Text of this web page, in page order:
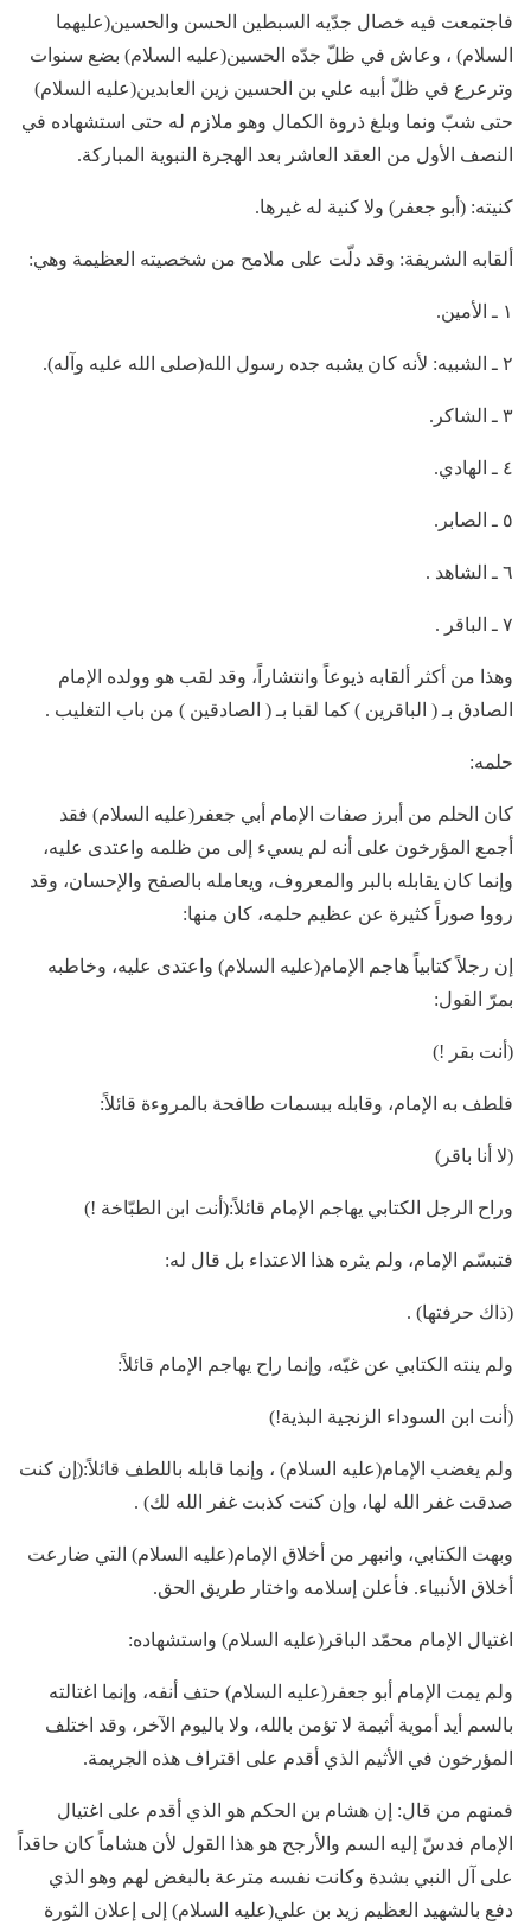
فاجتمعت فيه خصال جدّيه السبطين الحسن والحسين(عليهما
السلام) ، وعاش في ظلّ جدّه الحسين(عليه السلام) بضع سنوات
وترعرع في ظلّ أبيه علي بن الحسين زين العابدين(عليه السلام)
حتى شبّ ونما وبلغ ذروة الكمال وهو ملازم له حتى استشهاده في
النصف الأول من العقد العاشر بعد الهجرة النبوية المباركة.
كنيته: (أبو جعفر) ولا كنية له غيرها.
ألقابه الشريفة: وقد دلّت على ملامح من شخصيته العظيمة وهي:
١ ـ الأمين.
٢ ـ الشبيه: لأنه كان يشبه جده رسول الله(صلى الله عليه وآله).
٣ ـ الشاكر.
٤ ـ الهادي.
٥ ـ الصابر.
٦ ـ الشاهد .
٧ ـ الباقر .
وهذا من أكثر ألقابه ذيوعاً وانتشاراً، وقد لقب هو وولده الإمام
الصادق بـ ( الباقرين ) كما لقبا بـ ( الصادقين ) من باب التغليب .
حلمه:
كان الحلم من أبرز صفات الإمام أبي جعفر(عليه السلام) فقد
أجمع المؤرخون على أنه لم يسيء إلى من ظلمه واعتدى عليه،
وإنما كان يقابله بالبر والمعروف، ويعامله بالصفح والإحسان، وقد
رووا صوراً كثيرة عن عظيم حلمه، كان منها:
إن رجلاً كتابياً هاجم الإمام(عليه السلام) واعتدى عليه، وخاطبه
بمرّ القول:
(أنت بقر !)
فلطف به الإمام، وقابله ببسمات طافحة بالمروءة قائلاً:
(لا أنا باقر)
وراح الرجل الكتابي يهاجم الإمام قائلاً:(أنت ابن الطبّاخة !)
فتبسّم الإمام، ولم يثره هذا الاعتداء بل قال له:
(ذاك حرفتها) .
ولم ينته الكتابي عن غيّه، وإنما راح يهاجم الإمام قائلاً:
(أنت ابن السوداء الزنجية البذية!)
ولم يغضب الإمام(عليه السلام) ، وإنما قابله باللطف قائلاً:(إن كنت
صدقت غفر الله لها، وإن كنت كذبت غفر الله لك) .
وبهت الكتابي، وانبهر من أخلاق الإمام(عليه السلام) التي ضارعت
أخلاق الأنبياء. فأعلن إسلامه واختار طريق الحق.
اغتيال الإمام محمّد الباقر(عليه السلام) واستشهاده:
ولم يمت الإمام أبو جعفر(عليه السلام) حتف أنفه، وإنما اغتالته
بالسم أيد أموية أثيمة لا تؤمن بالله، ولا باليوم الآخر، وقد اختلف
المؤرخون في الأثيم الذي أقدم على اقتراف هذه الجريمة.
فمنهم من قال: إن هشام بن الحكم هو الذي أقدم على اغتيال
الإمام فدسّ إليه السم والأرجح هو هذا القول لأن هشاماً كان حاقداً
على آل النبي بشدة وكانت نفسه مترعة بالبغض لهم وهو الذي
دفع بالشهيد العظيم زيد بن علي(عليه السلام) إلى إعلان الثورة